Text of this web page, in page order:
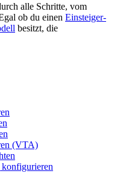
alle Schritte, vom
ob du einen Einsteiger-
besitzt, die
(VTA)